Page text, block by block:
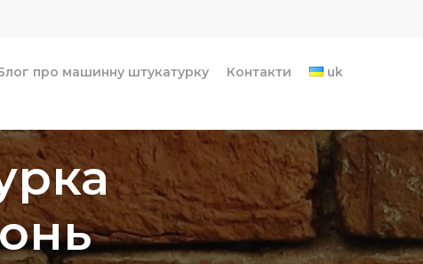
про машинну штукатурку Контакти uk